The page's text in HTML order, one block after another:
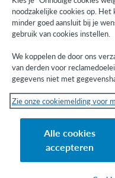
right to your inbox.
Subscribe now
© 2023 OCLC
Inc. en buitenlandse filialen
Cookiemelding Lijst met cookies
noodzakelijke cookies op. Het
minder goed aansluit bij je
gebruik van cookies instellen.
We koppelen de door ons
van derden voor
gegevens niet met
Zie onze cookiemelding voor
Alle cookies
accepteren